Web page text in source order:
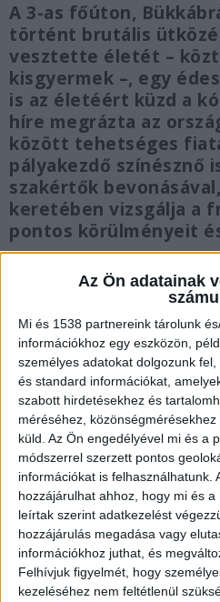
Az Ön adatainak
Mi és 1538 partnereink tárolunk
információkhoz egy eszközön,
személyes adatokat dolgozunk
és standard információkat,
szabott hirdetésekhez és
méréséhez,
küld. Az Ön engedélyével mi és a
módszerrel szerzett pontos
információkat is felhasználhatunk.
hozzájárulhat ahhoz, hogy mi és
leírtak szerint adatkezelést
hozzájárulás megadása vagy
információkhoz juthat, és
Felhívjuk figyelmét, hogy
kezeléséhez nem feltétlenül
A 3-as főúton,
történt brutális
vesztette életét –
kisgyermek –, egy
is az életéért küzd a
híre megrázta az
között tehetséges
pályakezdő színésznő
szakértők
keretében vizsgálja a
pontos körülményeit
Frontálisan ütköztek
Ahogy arról korábban
szombati napon
meg Borsod-Abaúj-
főút 155-ös
térségében eddig
között két
frontálisan. A helyszínre
erőkkel vonultak ki a
munkatársai, a rendőrség